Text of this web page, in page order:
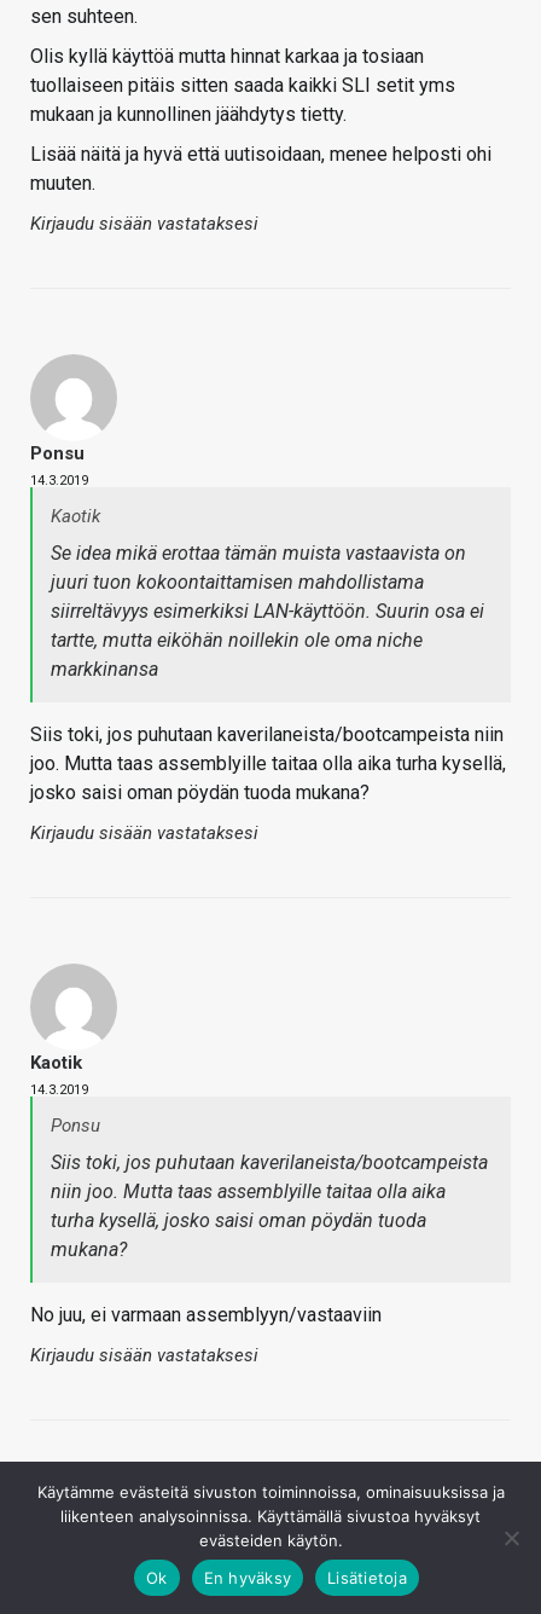
sen suhteen.
Olis kyllä käyttöä mutta hinnat karkaa ja tosiaan
tuollaiseen pitäis sitten saada kaikki SLI setit yms
mukaan ja kunnollinen jäähdytys tietty.
Lisää näitä ja hyvä että uutisoidaan, menee helposti ohi
muuten.
Kirjaudu sisään vastataksesi
Ponsu
14.3.2019
Kaotik
Se idea mikä erottaa tämän muista vastaavista on
juuri tuon kokoontaittamisen mahdollistama
siirreltävyys esimerkiksi LAN-käyttöön. Suurin osa ei
tartte, mutta eiköhän noillekin ole oma niche
markkinansa
Siis toki, jos puhutaan kaverilaneista/bootcampeista niin
joo. Mutta taas assemblyille taitaa olla aika turha kysellä,
josko saisi oman pöydän tuoda mukana?
Kirjaudu sisään vastataksesi
Kaotik
14.3.2019
Ponsu
Siis toki, jos puhutaan kaverilaneista/bootcampeista
niin joo. Mutta taas assemblyille taitaa olla aika
turha kysellä, josko saisi oman pöydän tuoda
mukana?
No juu, ei varmaan assemblyyn/vastaaviin
Kirjaudu sisään vastataksesi
Käytämme evästeitä sivuston toiminnoissa, ominaisuuksissa ja
liikenteen analysoinnissa. Käyttämällä sivustoa hyväksyt
evästeiden käytön.
Ok
En hyväksy Lisätietoja